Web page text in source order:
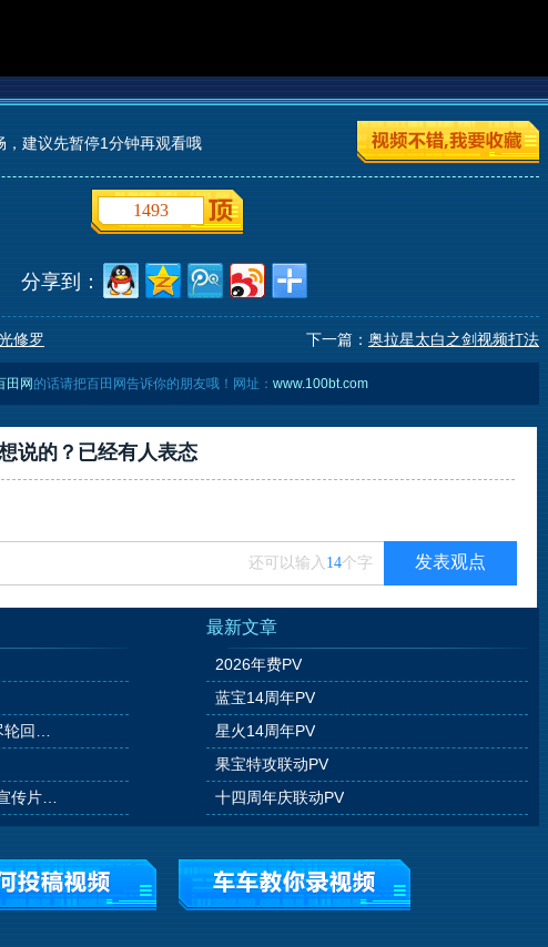
建议先暂停1分钟再观看哦
1493
分享到：
修罗 下一篇： 奥拉星太白之剑视频打法
田网 的话请把百田网告诉你的朋友哦！网址： www.100bt.com
说的？已经有人表态
还可以输入 14个字 发表观点
最新文章
2026年费PV
蓝宝14周年PV
星火14周年PV
果宝特攻联动PV
十四周年庆联动PV